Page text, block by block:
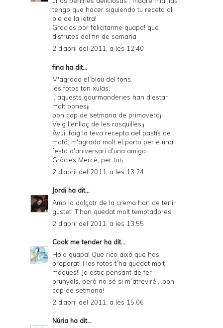
tengo que hacer siguiendo tu receta al
pie de la letra!
Gracias por felicitarme guapa! que
disfrutes del fin de semana
2 d’abril del 2011, a les 12:40
fina ha dit...
M'agrada el blau del fons.
les fotos tan xulas,
i, aquests gourmanderies han d'estar
molt bones¡¡
bon cap de setmana de primavera¡
Veig l'enllaç de les rosquilles¡¡
Avui, faig la teva recepta del pastís de
mató, m'agrada molt el porto per e una
festa d'aniversari d'una amiga.
Gràcies Mercè, per tot¡
2 d’abril del 2011, a les 13:24
Jordi ha dit...
Amb la dolçotr de la crema han de tenir
gustet! T'han quedat molt temptadores
2 d’abril del 2011, a les 13:55
Cook me tender ha dit...
Hola guapa! Que rico això que has
preparat! I les fotos t´ha quedat molt
maques!! Jo estic pensant de fer
brunyols, però no sé si m´atreviré....bon
cap de setmana!
2 d’abril del 2011, a les 15:06
Núria ha dit...